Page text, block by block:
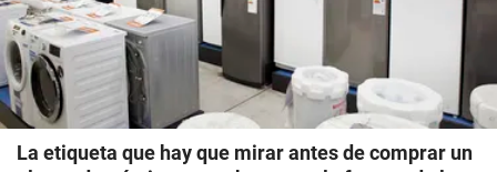
La etiqueta que hay que mirar antes de comprar un